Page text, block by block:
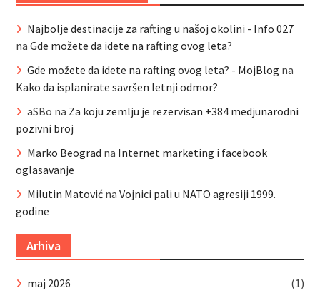
Najbolje destinacije za rafting u našoj okolini - Info 027
na Gde možete da idete na rafting ovog leta?
Gde možete da idete na rafting ovog leta? - MojBlog na
Kako da isplanirate savršen letnji odmor?
aSBo na Za koju zemlju je rezervisan +384 medjunarodni
pozivni broj
Marko Beograd na Internet marketing i facebook
oglasavanje
Milutin Matovićna Vojnici pali u NATO agresiji 1999.
godine
Arhiva
maj 2026
(1)